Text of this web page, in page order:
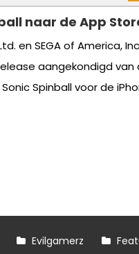
naar de App
en SEGA of America,
aangekondigd van
Spinball voor de
Evilgamerz